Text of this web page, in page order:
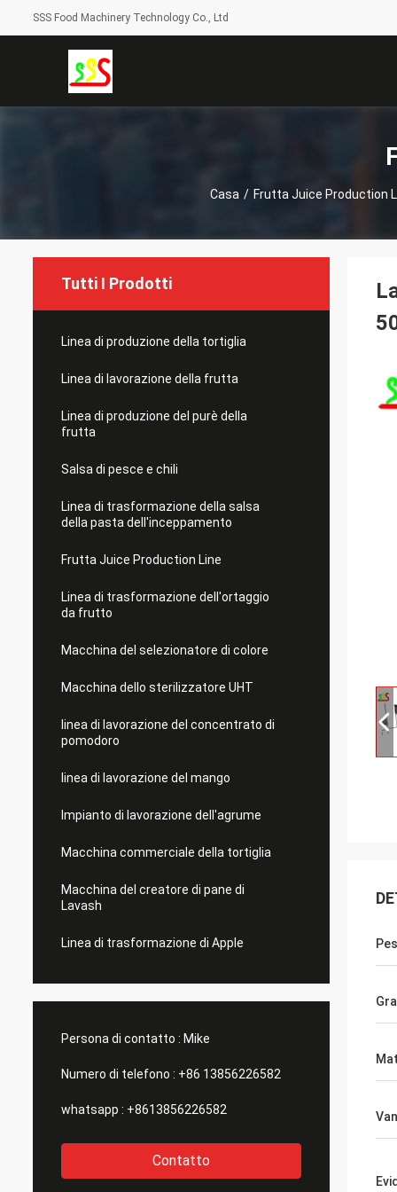
SSS Food Machinery Technology Co., Ltd
Casa / Frutta Juice Production
Tutti I Prodotti
Linea di produzione della tortiglia
Linea di lavorazione della frutta
Linea di produzione del purè della
frutta
Salsa di pesce e chili
Linea di trasformazione della salsa
della pasta dell'inceppamento
Frutta Juice Production Line
Linea di trasformazione dell'ortaggio
da frutto
Macchina del selezionatore di colore
Macchina dello sterilizzatore UHT
linea di lavorazione del concentrato di
pomodoro
linea di lavorazione del mango
Impianto di lavorazione dell'agrume
Macchina commerciale della tortiglia
Macchina del creatore di pane di
Lavash
Linea di trasformazione di Apple
Persona di contatto : Mike
Numero di telefono : +86 13856226582
whatsapp : +8613856226582
Contatto